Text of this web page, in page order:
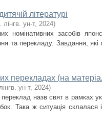
літературі
лінгв. ун-т, 2024)
номiнативних засобiв
та перекладу. Завдання, якi
перекладах (на
ун-т, 2024)
назв свят в рамках
Така ж ситуація склалася